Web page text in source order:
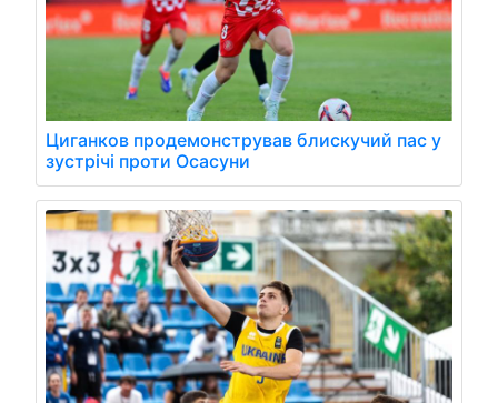
Циганков продемонстрував блискучий пас у
зустрічі проти Осасуни